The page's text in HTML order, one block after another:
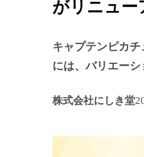
がリニュー
キャプテンピカ
には、バリエーシ
株式会社にしき堂